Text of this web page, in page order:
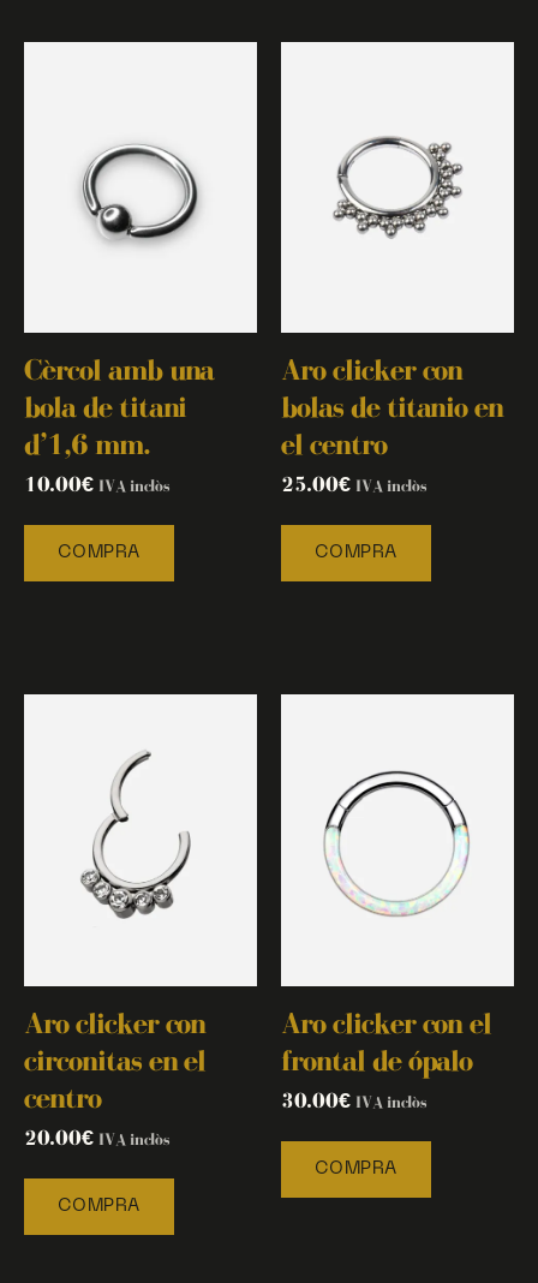
Cèrcol amb una
bola de titani
d’1,6 mm.
10.00€ IVA inclòs
COMPRA
Aro clicker con
bolas de titanio en
el centro
25.00€ IVA inclòs
COMPRA
Aro clicker con
circonitas en el
centro
20.00€ IVA inclòs
COMPRA
Aro clicker con el
frontal de ópalo
30.00€ IVA inclòs
COMPRA